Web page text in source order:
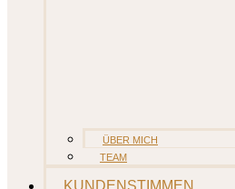
ÜBER MICH
TEAM
KUNDENSTIMMEN